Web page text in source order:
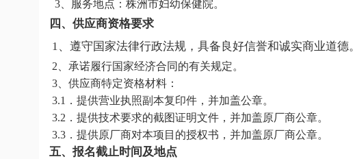
3、服务地点：株洲市妇幼保健院。
四、供应商资格要求
1、遵守国家法律行政法规，具备良好信誉和诚实商业道德。
2、承诺履行国家经济合同的有关规定。
3、供应商特定资格材料：
3.1．提供营业执照副本复印件，并加盖公章。
3.2．提供技术要求的截图证明文件，并加盖原厂商公章。
3.3．提供原厂商对本项目的授权书，并加盖原厂商公章。
五、 报名截止时间及地点